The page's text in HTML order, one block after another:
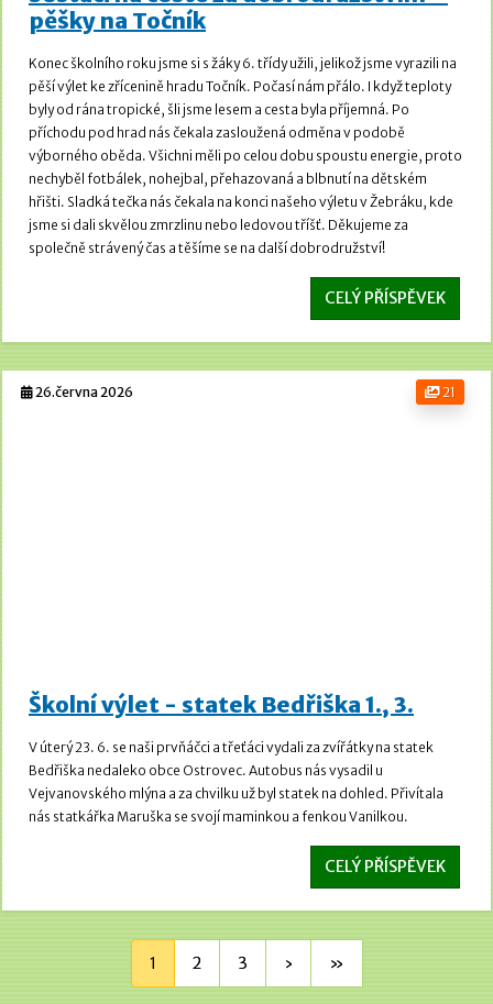
pěšky na Točník
Konec školního roku jsme si s žáky 6. třídy užili, jelikož jsme vyrazili na
pěší výlet ke zřícenině hradu Točník. Počasí nám přálo. I když teploty
byly od rána tropické, šli jsme lesem a cesta byla příjemná. Po
příchodu pod hrad nás čekala zasloužená odměna v podobě
výborného oběda. Všichni měli po celou dobu spoustu energie, proto
nechyběl fotbálek, nohejbal, přehazovaná a blbnutí na dětském
hřišti. Sladká tečka nás čekala na konci našeho výletu v Žebráku, kde
jsme si dali skvělou zmrzlinu nebo ledovou tříšť. Děkujeme za
společně strávený čas a těšíme se na další dobrodružství!
CELÝ PŘÍSPĚVEK
21
26.června 2026
Školní výlet - statek Bedřiška 1., 3.
V úterý 23. 6. se naši prvňáčci a třeťáci vydali za zvířátky na statek
Bedřiška nedaleko obce Ostrovec. Autobus nás vysadil u
Vejvanovského mlýna a za chvilku už byl statek na dohled. Přivítala
nás statkářka Maruška se svojí maminkou a fenkou Vanilkou.
CELÝ PŘÍSPĚVEK
1 2 3 › »